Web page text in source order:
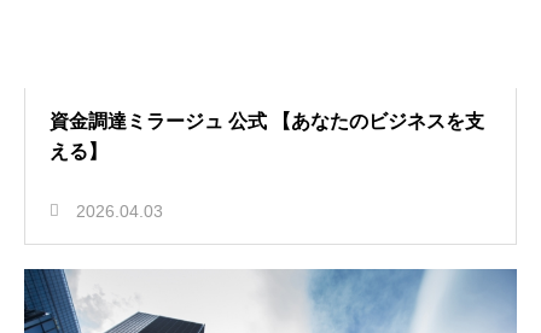
資金調達ミラージュ 公式 【あなたのビジネスを支
える】
2026.04.03